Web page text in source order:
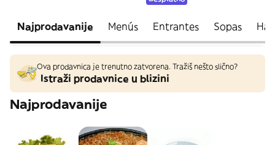
Najprodavanije Menús Entrantes Sopas
Ova prodavnica je trenutno zatvorena. Tražiš nešto slično?
Istraži prodavnice u blizini
Najprodavanije